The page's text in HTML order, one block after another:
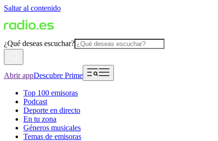
Saltar al contenido
¿Qué deseas escuchar?
Abrir appDescubre Prime
Top 100 emisoras
Podcast
Deporte en directo
En tu zona
Géneros musicales
Temas de emisoras